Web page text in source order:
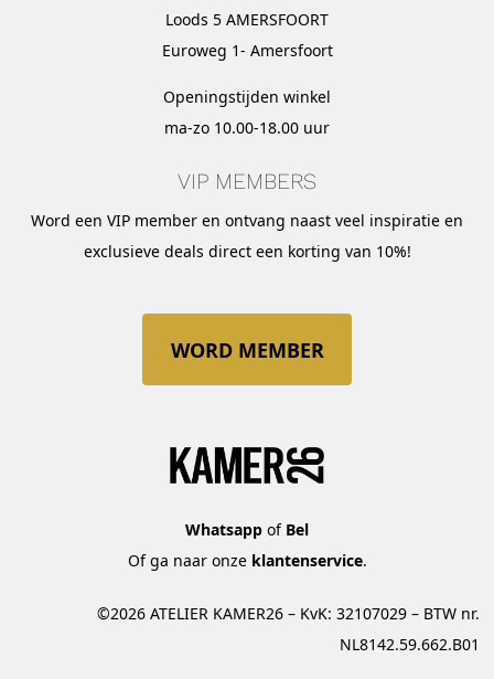
Loods 5 AMERSFOORT
Euroweg 1- Amersfoort
Openingstijden winkel
ma-zo 10.00-18.00 uur
VIP MEMBERS
Word een VIP member en ontvang naast veel inspiratie en
exclusieve deals direct een korting van 10%!
WORD MEMBER
Whatsapp of Bel
Of ga naar onze klantenservice.
©2026 ATELIER KAMER26 – KvK: 32107029 – BTW nr.
NL8142.59.662.B01